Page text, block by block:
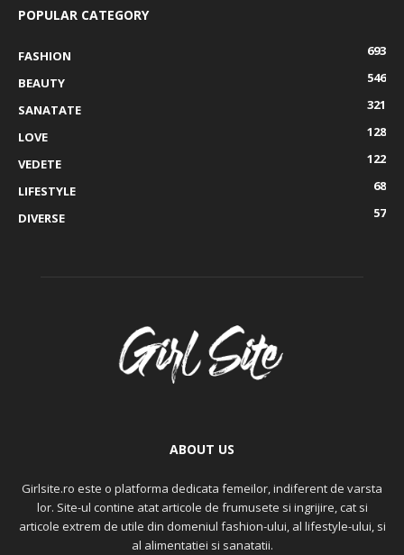
POPULAR CATEGORY
FASHION
693
BEAUTY
546
SANATATE
321
LOVE
128
VEDETE
122
LIFESTYLE
68
DIVERSE
57
ABOUT US
Girlsite.ro este o platforma dedicata femeilor, indiferent de varsta
lor. Site-ul contine atat articole de frumusete si ingrijire, cat si
articole extrem de utile din domeniul fashion-ului, al lifestyle-ului, si
al alimentatiei si sanatatii.